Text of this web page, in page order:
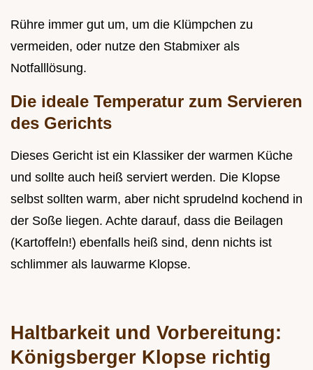
Rühre immer gut um, um die Klümpchen zu
vermeiden, oder nutze den Stabmixer als
Notfalllösung.
Die ideale Temperatur zum Servieren
des Gerichts
Dieses Gericht ist ein Klassiker der warmen Küche
und sollte auch heiß serviert werden. Die Klopse
selbst sollten warm, aber nicht sprudelnd kochend in
der Soße liegen. Achte darauf, dass die Beilagen
(Kartoffeln!) ebenfalls heiß sind, denn nichts ist
schlimmer als lauwarme Klopse.
Haltbarkeit und Vorbereitung:
Königsberger Klopse richtig